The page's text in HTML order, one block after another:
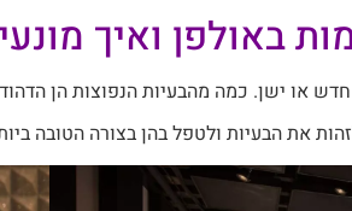
באולפן ואיך
או ישן. כמה מהבעיות הנפוצות הן
את הבעיות ולטפל בהן בצורה הטובה